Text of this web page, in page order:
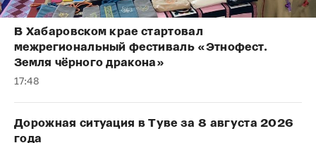
В Хабаровском крае стартовал
межрегиональный фестиваль «Этнофест.
Земля чёрного дракона»
17:48
Дорожная ситуация в Туве за 8 августа 2026
года